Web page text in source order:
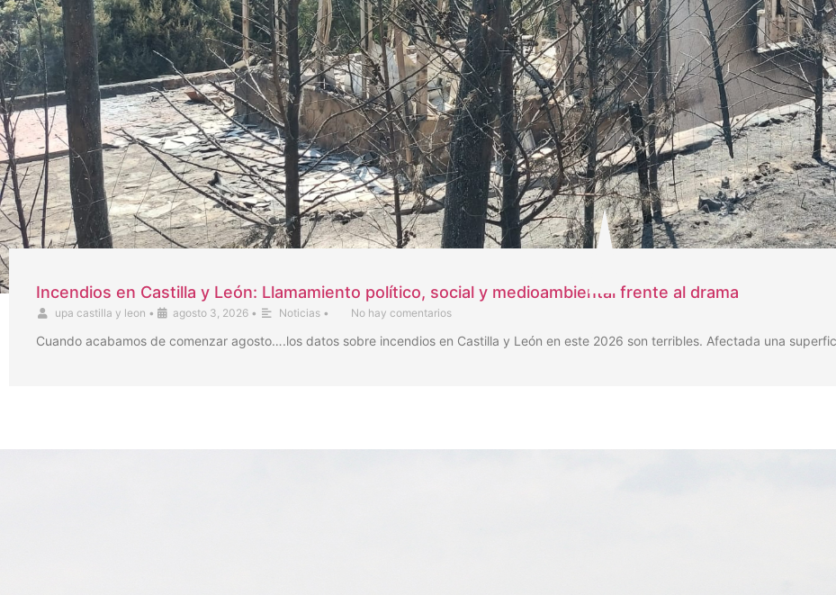
Incendios en Castilla y León: Llamamiento político, social y medioambiental frente al drama
upa castilla y leon • agosto 3, 2026 • Noticias • No hay comentarios
Cuando acabamos de comenzar agosto….los datos sobre incendios en Castilla y León en este 2026 son terribles. Afectada una